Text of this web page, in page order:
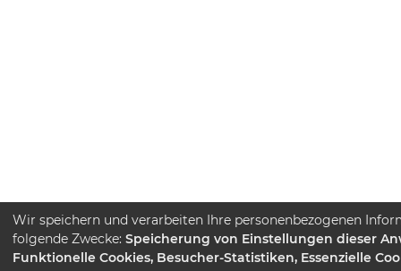
Wir speichern und verarbeiten Ihre personenbezogenen
folgende Zwecke: Speicherung von Einstellungen dieser
Funktionelle Cookies, Besucher-Statistiken, Essenzielle